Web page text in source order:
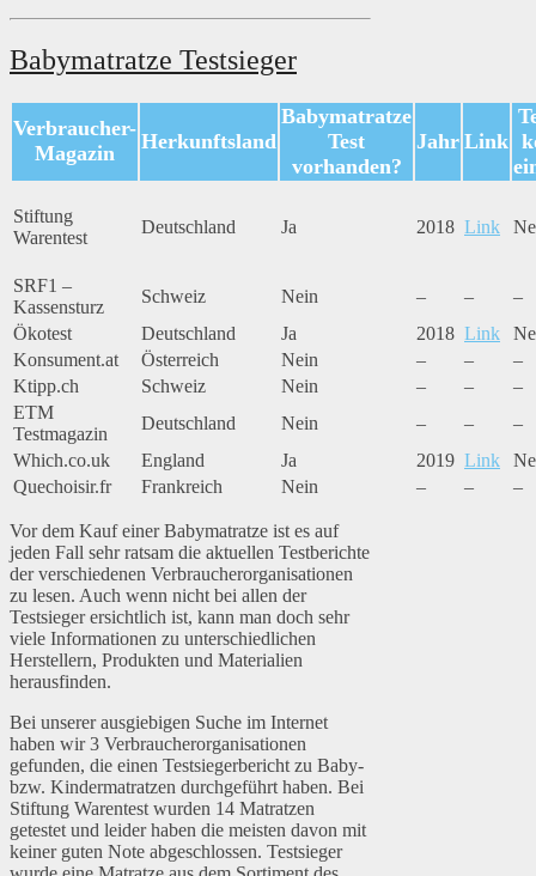
Babymatratze Testsieger
Verbraucher-
Magazin
Herkunftsland
Babymatratze
Test
vorhanden?
Jahr Link
Stiftung
Warentest
Deutschland Ja 2018 Link
SRF1 –
Kassensturz
Schweiz Nein – –
–
Ökotest
Deutschland Ja 2018 Link
Konsument.at
Österreich Nein – –
–
Ktipp.ch
Schweiz Nein – –
–
ETM
Testmagazin
Deutschland Nein – –
–
Which.co.uk
England Ja 2019 Link
Quechoisir.fr
Frankreich Nein – – –
Vor dem Kauf einer Babymatratze ist es auf
jeden Fall sehr ratsam die aktuellen Testberichte
der verschiedenen Verbraucherorganisationen
zu lesen. Auch wenn nicht bei allen der
Testsieger ersichtlich ist, kann man doch sehr
viele Informationen zu unterschiedlichen
Herstellern, Produkten und Materialien
herausfinden.
Bei unserer ausgiebigen Suche im Internet
haben wir 3 Verbraucherorganisationen
gefunden, die einen Testsiegerbericht zu Baby-
bzw. Kindermatratzen durchgeführt haben. Bei
Stiftung Warentest wurden 14 Matratzen
getestet und leider haben die meisten davon mit
keiner guten Note abgeschlossen. Testsieger